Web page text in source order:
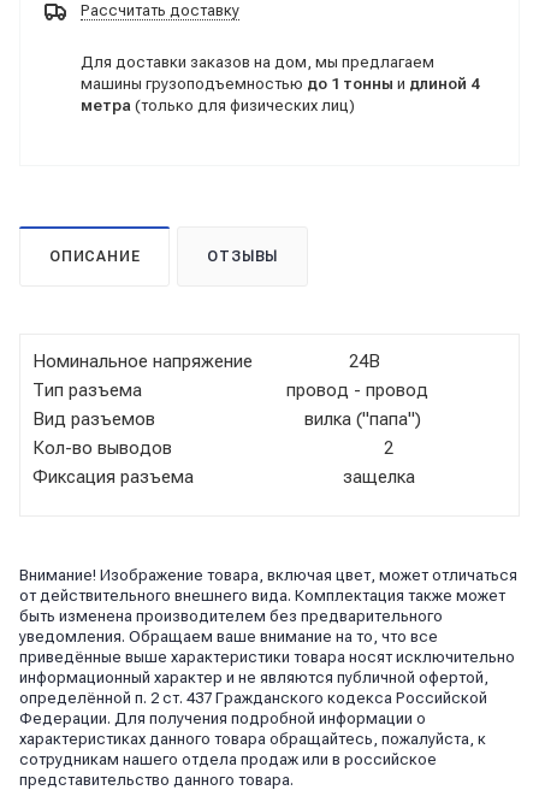
Рассчитать доставку
Для доставки заказов на дом, мы предлагаем
машины грузоподъемностью до 1 тонны и длиной 4
метра (только для физических лиц)
ОПИСАНИЕ ОТЗЫВЫ
Номинальное напряжение 24В
Тип разъема провод - провод
Вид разъемов вилка ("папа")
Кол-во выводов 2
Фиксация разъема защелка
Внимание! Изображение товара, включая цвет, может отличаться
от действительного внешнего вида. Комплектация также может
быть изменена производителем без предварительного
уведомления. Обращаем ваше внимание на то, что все
приведённые выше характеристики товара носят исключительно
информационный характер и не являются публичной офертой,
определённой п. 2 ст. 437 Гражданского кодекса Российской
Федерации. Для получения подробной информации о
характеристиках данного товара обращайтесь, пожалуйста, к
сотрудникам нашего отдела продаж или в российское
представительство данного товара.